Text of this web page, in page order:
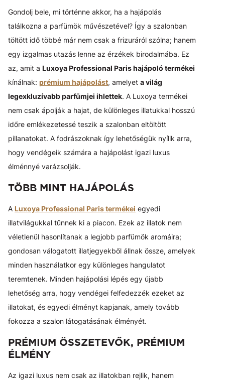
Gondolj bele, mi történne akkor, ha a hajápolás
találkozna a parfümök művészetével? Így a szalonban
töltött idő többé már nem csak a frizuráról szólna; hanem
egy izgalmas utazás lenne az érzékek birodalmába. Ez
az, amit a Luxoya Professional Paris hajápoló termékei
kínálnak: prémium hajápolást, amelyet a világ
legexkluzívabb parfümjei ihlettek. A Luxoya termékei
nem csak ápolják a hajat, de különleges illatukkal hosszú
időre emlékezetessé teszik a szalonban eltöltött
pillanatokat. A fodrászoknak így lehetőségük nyílik arra,
hogy vendégeik számára a hajápolást igazi luxus
élménnyé varázsolják.
TÖBB MINT HAJÁPOLÁS
A Luxoya Professional Paris termékei egyedi
illatvilágukkal tűnnek ki a piacon. Ezek az illatok nem
véletlenül hasonlítanak a legjobb parfümök aromáira;
gondosan válogatott illatjegyekből állnak össze, amelyek
minden használatkor egy különleges hangulatot
teremtenek. Minden hajápolási lépés egy újabb
lehetőség arra, hogy vendégei felfedezzék ezeket az
illatokat, és egyedi élményt kapjanak, amely tovább
fokozza a szalon látogatásának élményét.
PRÉMIUM ÖSSZETEVŐK, PRÉMIUM
ÉLMÉNY
Az igazi luxus nem csak az illatokban rejlik, hanem